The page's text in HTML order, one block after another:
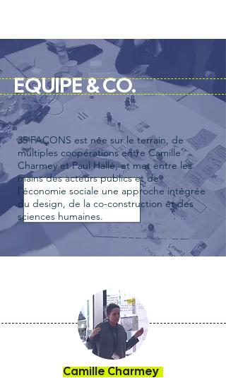
EQUIPE & CO.
35 FAÇONS est née sur le terrain, de
multiples coopérations entre Camille
Charmey et Paul Hallé, et met entre les
mains des acteurs publics et de
l’économie sociale une approche intégrée
du design, de la co-construction et des
sciences humaines.
Camille Charmey